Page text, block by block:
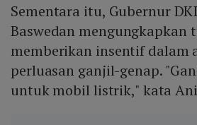
Sementara itu, Gubernur
Baswedan mengungkapkan
memberikan insentif dalam
perluasan ganjil-genap.
untuk mobil listrik," kata